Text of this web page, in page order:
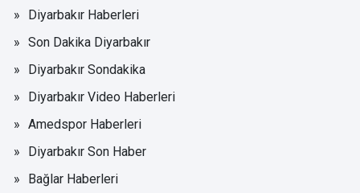
Diyarbakır Haberleri
Son Dakika Diyarbakır
Diyarbakır Sondakika
Diyarbakır Video Haberleri
Amedspor Haberleri
Diyarbakır Son Haber
Bağlar Haberleri